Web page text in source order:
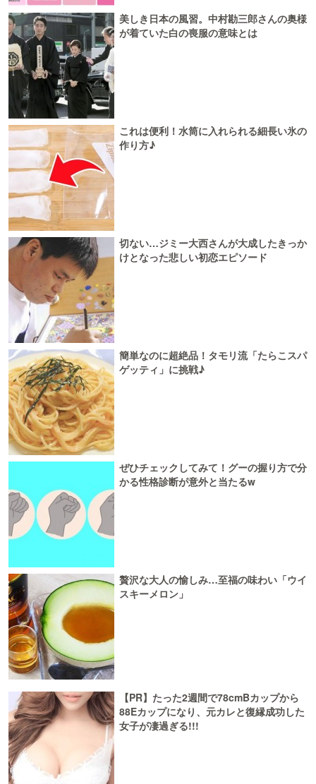
美しき日本の風習。中村勘三郎さんの奥様
が着ていた白の喪服の意味とは
これは便利！水筒に入れられる細長い氷の
作り方♪
切ない…ジミー大西さんが大成したきっか
けとなった悲しい初恋エピソード
簡単なのに超絶品！タモリ流「たらこスパ
ゲッティ」に挑戦♪
ぜひチェックしてみて！グーの握り方で分
かる性格診断が意外と当たるw
贅沢な大人の愉しみ…至福の味わい「ウイ
スキーメロン」
【PR】たった2週間で78cmBカップから
88Eカップになり、元カレと復縁成功した
女子が凄過ぎる!!!